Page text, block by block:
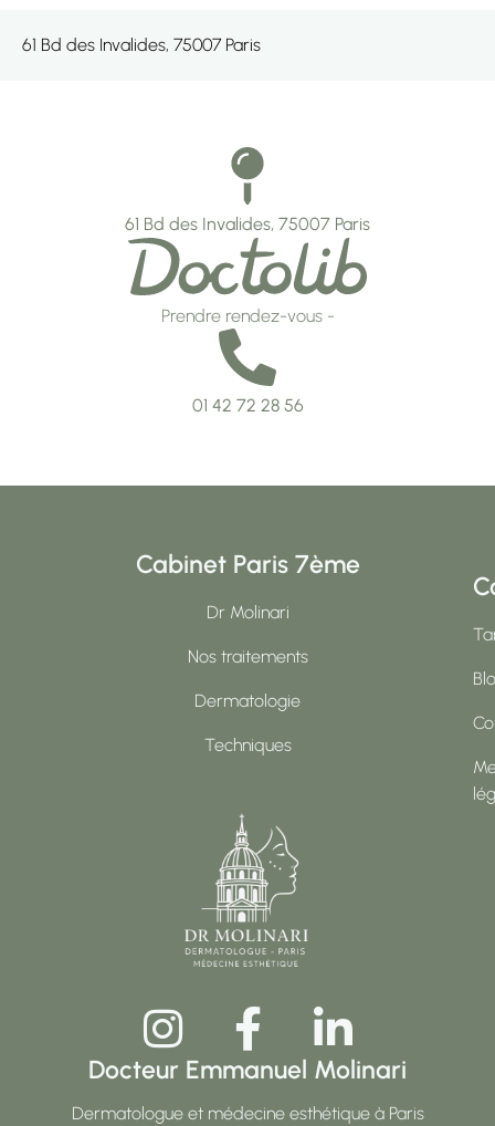
61 Bd des Invalides, 75007 Paris
61 Bd des Invalides, 75007 Paris
Prendre rendez-vous -
01 42 72 28 56
Cabinet Paris 7ème
Dr Molinari
Nos traitements
Dermatologie
Techniques
Docteur Emmanuel Molinari
Dermatologue et médecine esthétique à Paris